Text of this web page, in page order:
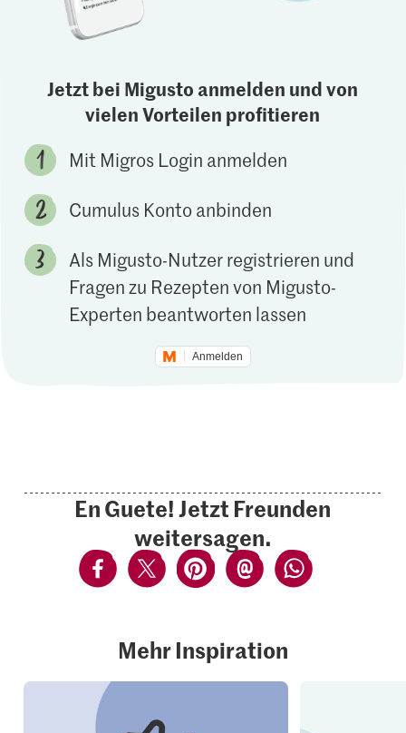
Jetzt bei Migusto anmelden und von
vielen Vorteilen profitieren
Mit Migros Login anmelden
Cumulus Konto anbinden
Als Migusto-Nutzer registrieren und
Fragen zu Rezepten von Migusto-
Experten beantworten lassen
Anmelden
En Guete! Jetzt Freunden
weitersagen.
Mehr Inspiration